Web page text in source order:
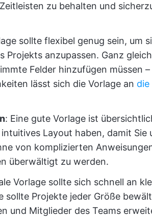
zu behalten und
sollte flexibel genug sein, um
Projekts anzupassen. Ganz
Felder hinzufügen müssen
lässt sich die Vorlage an
: Eine gute Vorlage ist
intuitives Layout haben, damit
von komplizierten
überwältigt zu werden.
Vorlage sollte sich schnell an
sollte Projekte jeder Größe
und Mitglieder des Teams